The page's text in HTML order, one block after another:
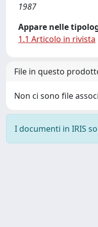
1987
Appare nelle
1.1 Articolo in rivista
File in questo
Non ci sono file
I documenti in IRIS